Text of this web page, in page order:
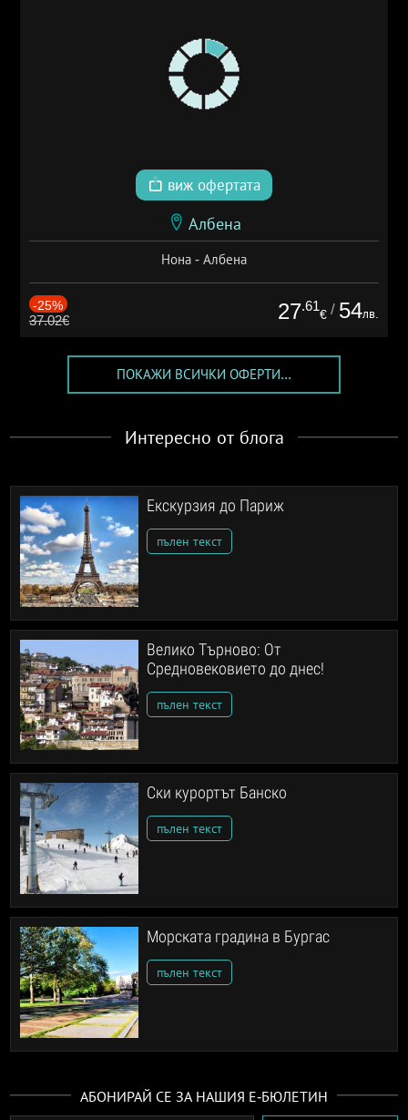
виж офертата
Албена
Нона - Албена
-25%
37.02€ 27.61
€ / 54лв.
ПОКАЖИ ВСИЧКИ ОФЕРТИ...
Интересно от блога
Екскурзия до Париж
пълен текст
Велико Търново: От
Средновековието до днес!
пълен текст
Ски курортът Банско
пълен текст
Морската градина в Бургас
пълен текст
АБОНИРАЙ СЕ ЗА НАШИЯ Е-БЮЛЕТИН